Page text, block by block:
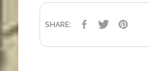
SHARE: